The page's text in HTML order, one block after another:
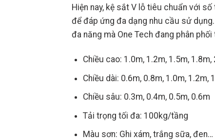
Hiện nay, kệ sắt V lỗ tiêu chuẩn với
để đáp ứng đa dạng nhu cầu sử
đa năng mà One Tech đang phân
Chiều cao: 1.0m, 1.2m, 1.5m, 1.8m,
Chiều dài: 0.6m, 0.8m, 1.0m, 1.2m,
Chiều sâu: 0.3m, 0.4m, 0.5m, 0.6m
Tải trọng tối đa: 100kg/tầng
Màu sơn: Ghi xám, trắng sữa, đen…